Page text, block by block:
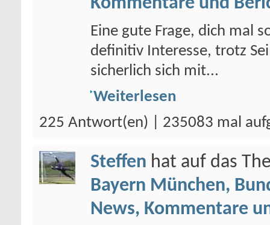
Eine gute Frage, dich mal
definitiv Interesse, trotz
sicherlich sich mit...
Weiterlesen
225 Antwort(en) | 235083 mal
Steffen hat auf das
Bayern München,
News, Kommentare